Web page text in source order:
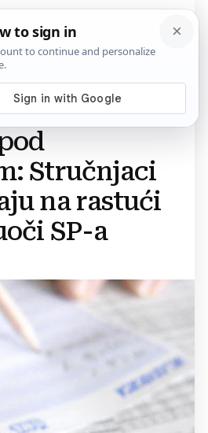
Stručnjaci
na rastući
SP-a